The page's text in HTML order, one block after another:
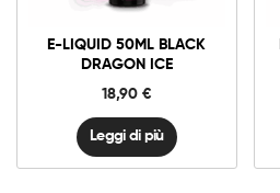
E-LIQUID 50ML BLACK
DRAGON ICE
18,90 €
Leggi di più